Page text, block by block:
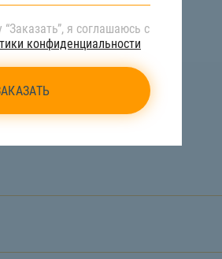
я соглашаюсь с
конфиденциальности